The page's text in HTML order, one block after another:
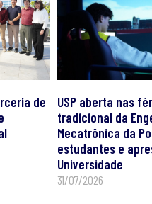
de
USP aberta nas
tradicional da
Mecatrônica da
estudantes e
Universidade
31/07/2026